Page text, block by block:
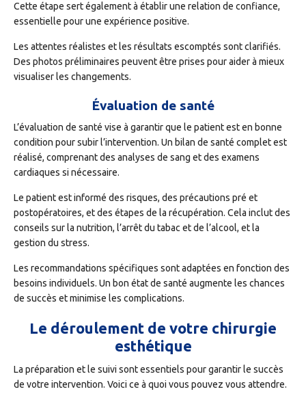
Cette étape sert également à établir une relation de confiance,
essentielle pour une expérience positive.
Les attentes réalistes et les résultats escomptés sont clarifiés.
Des photos préliminaires peuvent être prises pour aider à mieux
visualiser les changements.
Évaluation de santé
L’évaluation de santé vise à garantir que le patient est en bonne
condition pour subir l’intervention. Un bilan de santé complet est
réalisé, comprenant des analyses de sang et des examens
cardiaques si nécessaire.
Le patient est informé des risques, des précautions pré et
postopératoires, et des étapes de la récupération. Cela inclut des
conseils sur la nutrition, l’arrêt du tabac et de l’alcool, et la
gestion du stress.
Les recommandations spécifiques sont adaptées en fonction des
besoins individuels. Un bon état de santé augmente les chances
de succès et minimise les complications.
Le déroulement de votre chirurgie
esthétique
La préparation et le suivi sont essentiels pour garantir le succès
de votre intervention. Voici ce à quoi vous pouvez vous attendre.